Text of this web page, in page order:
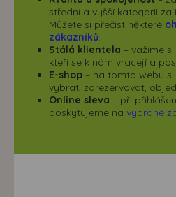
střední a vyšší kategorii
Můžete si přečíst některé
zákazníků.
Stálá klientela – vážíme
kteří se k nám vracejí a
E-shop – na tomto webu
vybrat, zarezervovat,
Online sleva – při
poskytujeme na vybrané